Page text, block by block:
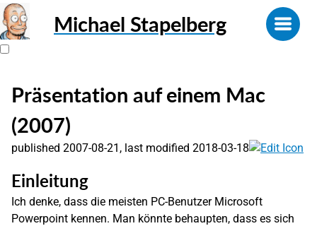
Michael Stapelberg
Präsentation auf einem Mac
(2007)
published 2007-08-21, last modified 2018-03-18
Einleitung
Ich denke, dass die meisten PC-Benutzer Microsoft
Powerpoint kennen. Man könnte behaupten, dass es sich